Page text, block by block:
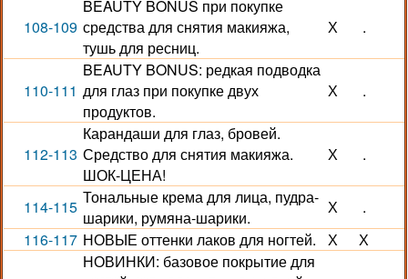
108-109
BEAUTY BONUS при покупке
средства для снятия макияжа,
тушь для ресниц.
Х .
110-111
BEAUTY BONUS: редкая подводка
для глаз при покупке двух
продуктов.
Х .
112-113
Карандаши для глаз, бровей.
Средство для снятия макияжа.
ШОК-ЦЕНА!
Х .
114-115 Тональные крема для лица, пудра-
шарики, румяна-шарики.
Х
.
116-117 НОВЫЕ оттенки лаков для ногтей. Х Х
НОВИНКИ: базовое покрытие для